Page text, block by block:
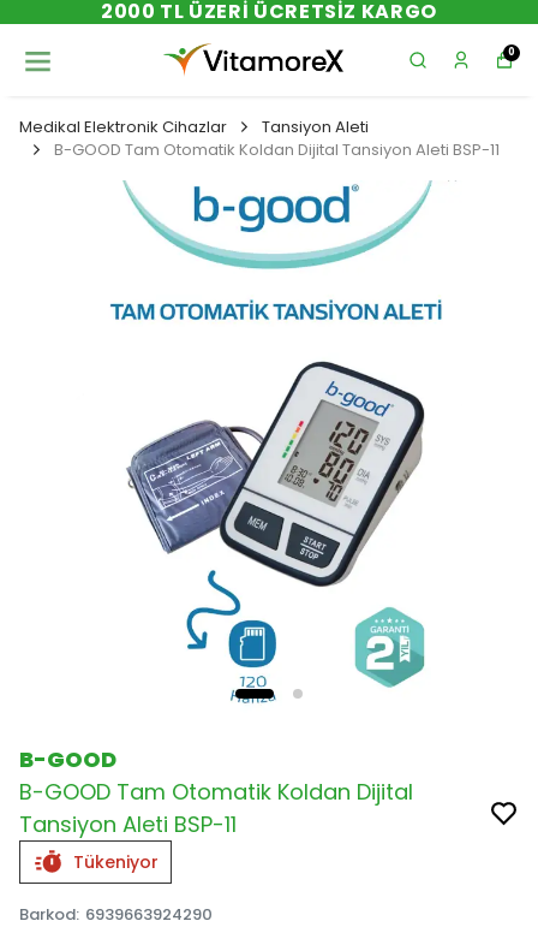
YENI SEZON
0
Medikal Elektronik Cihazlar
Tansiyon Aleti
B-GOOD Tam Otomatik Koldan Dijital Tansiyon Aleti BSP-11
B-GOOD
B-GOOD Tam Otomatik Koldan Dijital
Tansiyon Aleti BSP-11
Tükeniyor
Barkod: 6939663924290